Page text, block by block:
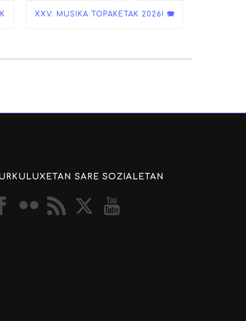
XXV. MUSIKA TOPAKETAK 2026! 🪗
SARE SOZIALETAN